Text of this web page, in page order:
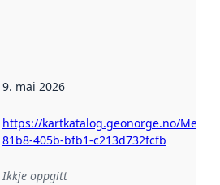
9. mai 2026
https://kartkatalog.geonorge.no/
81b8-405b-bfb1-c213d732fcfb
Ikkje oppgitt